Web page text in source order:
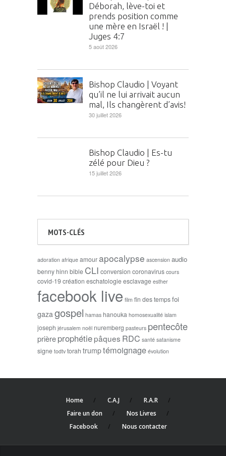
Déborah, lève-toi et
prends position comme
une mère en Israël ! |
Juges 4:7
5 août 2026
Bishop Claudio | Voyant
qu’il ne lui arrivait aucun
mal, Ils changèrent d’avis!
30 juillet 2026
Bishop Claudio | Es-tu
zélé pour Dieu ?
15 juillet 2026
MOTS-CLÉS
adoration afrique amourapocalypse ascension audio
benny hinn bible CLI conversion coronavirus cours
covid-19création eschatologieesclavage esther
facebook live film fin des tempsfoi
gazagospel hamas hanouka homosexualité islam
joseph jérusalem noël nuremberg pasteurs pentecôte
prièreprophétiepâques RDC santé satanisme
signe todtv torah trumptémoignage évolution
Home C.A.J
R.A.R
Faire un don
Nos Livres
Facebook
Nous contacter